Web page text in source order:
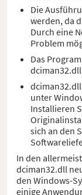
Die
werden, da
Durch eine
Problem
Das
unter
Installieren
sich an den
In den
dciman32.dll
den Windows-
einige